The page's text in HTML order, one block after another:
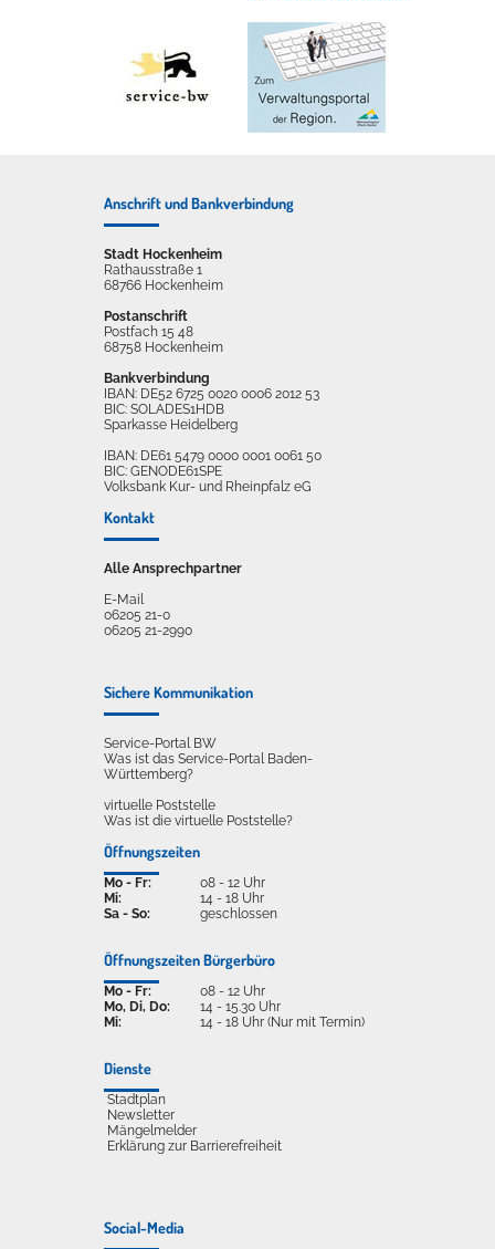
Anschrift und Bankverbindung
Stadt Hockenheim
Rathausstraße 1
68766 Hockenheim
Postanschrift
Postfach 15 48
68758 Hockenheim
Bankverbindung
IBAN: DE52 6725 0020 0006 2012 53
BIC: SOLADES1HDB
Sparkasse Heidelberg
IBAN: DE61 5479 0000 0001 0061 50
BIC: GENODE61SPE
Volksbank Kur- und Rheinpfalz eG
Kontakt
Alle Ansprechpartner
E-Mail
06205 21-0
06205 21-2990
Sichere Kommunikation
Service-Portal BW
Was ist das Service-Portal Baden-
Württemberg?
virtuelle Poststelle
Was ist die virtuelle Poststelle?
Öffnungszeiten
Mo - Fr:
Mi:
Sa - So:
08 - 12 Uhr
14 - 18 Uhr
geschlossen
Öffnungszeiten Bürgerbüro
Mo - Fr:
Mo, Di, Do:
Mi:
08 - 12 Uhr
14 - 15.30 Uhr
14 - 18 Uhr (Nur mit Termin)
Dienste
Stadtplan
Newsletter
Mängelmelder
Erklärung zur Barrierefreiheit
Social-Media